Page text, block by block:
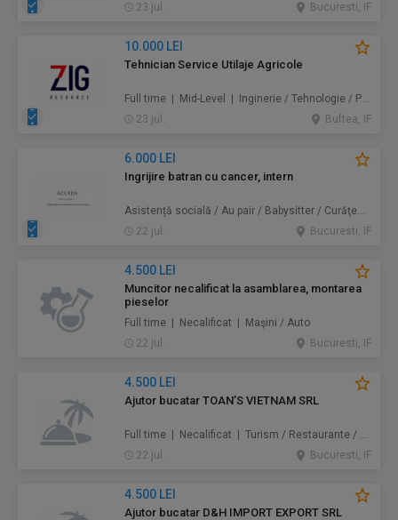
23 jul.
Bucuresti, IF
10.000 LEI
Tehnician Service Utilaje Agricole
Full time | Mid-Level | Inginerie / Tehnologie / Producție
23 jul.
Buftea, IF
6.000 LEI
Ingrijire batran cu cancer, intern
Asistență socială / Au pair / Babysitter / Curăţenie / Prestări servicii
22 jul.
Bucuresti, IF
4.500 LEI
Muncitor necalificat la asamblarea, montarea
pieselor
Full time | Necalificat | Maşini / Auto
22 jul.
Bucuresti, IF
4.500 LEI
Ajutor bucatar TOAN’S VIETNAM SRL
Full time | Necalificat | Turism / Restaurante / Hoteluri
22 jul.
Bucuresti, IF
4.500 LEI
Ajutor bucatar D&H IMPORT EXPORT SRL